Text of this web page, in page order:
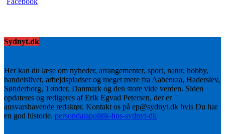
Sydnyt.dk
Her kan du læse om nyheder, arrangementer, sport, natur, hobby,
handelslivet, arbejdspladser og meget mere fra Aabenraa, Haderslev,
Sønderborg, Tønder, Danmark og den store vide verden. Siden
opdateres og redigeres af Erik Egvad Petersen, der er
ansvarshavende redaktør. Kontakt os på ep@sydnyt.dk hvis Du har
en god historie. persondatapolitik-hos-sydnyt-dk